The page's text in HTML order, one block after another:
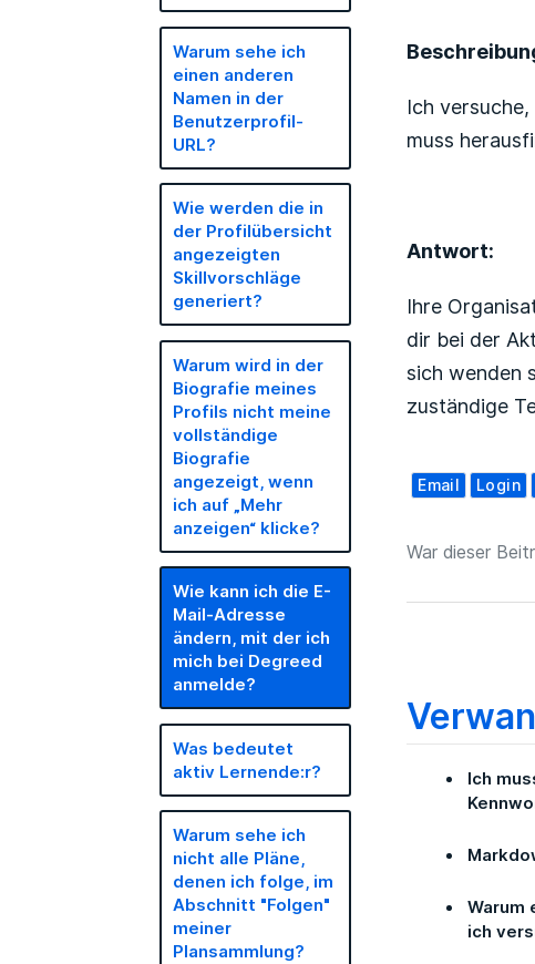
Warum sehe ich
einen anderen
Namen in der
Benutzerprofil-
URL?
Wie werden die in
der Profilübersicht
angezeigten
Skillvorschläge
generiert?
Warum wird in der
Biografie meines
Profils nicht meine
vollständige
Biografie
angezeigt, wenn
ich auf „Mehr
anzeigen“ klicke?
Wie kann ich die E-
Mail-Adresse
ändern, mit der ich
mich bei Degreed
anmelde?
Was bedeutet
aktiv Lernende:r?
Warum sehe ich
nicht alle Pläne,
denen ich folge, im
Abschnitt "Folgen"
meiner
Plansammlung?
Ich
muss
Antwort:
Ihre
dir bei der
sich wenden
zuständige
Email Login
War dieser
Ich
Warum
ich